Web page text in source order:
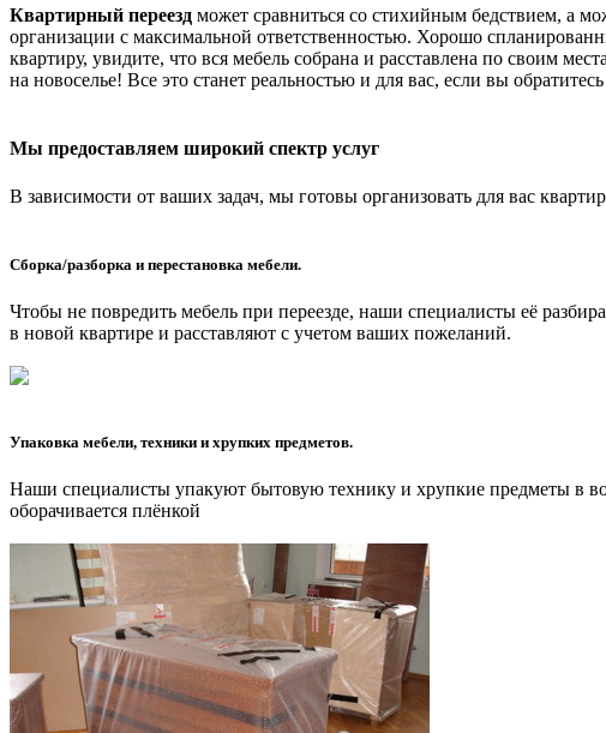
Квартирный переезд может сравниться со стихийным бедствием, а
организации с максимальной ответственностью. Хорошо
квартиру, увидите, что вся мебель собрана и расставлена по своим
на новоселье! Все это станет реальностью и для вас, если вы
Мы предоставляем широкий спектр услуг
В зависимости от ваших задач, мы готовы организовать для вас
Сборка/разборка и перестановка мебели.
Чтобы не повредить мебель при переезде, наши специалисты её
в новой квартире и расставляют с учетом ваших пожеланий.
Упаковка мебели, техники и хрупких предметов.
Наши специалисты упакуют бытовую технику и хрупкие предметы в
оборачивается плёнкой